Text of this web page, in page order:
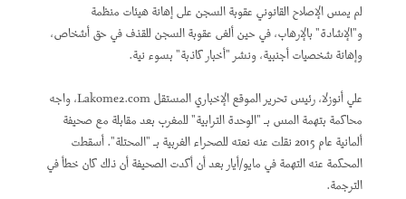
لم يمس الإصلاح القانوني عقوبة السجن على إهانة هيئات منظمة
و"الإشادة" بالإرهاب، في حين ألغى عقوبة السجن للقذف في حق أشخاص،
وإهانة شخصيات أجنبية، ونشر "أخبار كاذبة" بسوء نية.
علي أنوزلا، رئيس تحرير الموقع الإخباري المستقلLakome2.com، واجه
محاكمة بتهمة المس بـ "الوحدة الترابية" للمغرب بعد مقابلة مع صحيفة
ألمانية عام2015نقلت عنه نعته للصحراء الغربية بـ "المحتلة". أسقطت
المحكمة عنه التهمة في مايو/أيار بعد أن أكدت الصحيفة أن ذلك كان خطأ في
الترجمة.